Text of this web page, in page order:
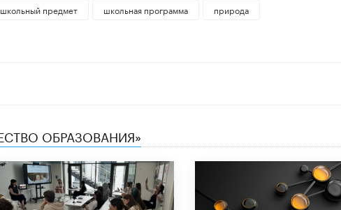
школьный предмет школьная программа
природа
ОБРАЗОВАНИЯ»